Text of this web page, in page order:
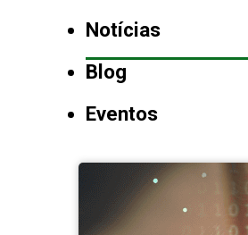
Notícias
Blog
Eventos